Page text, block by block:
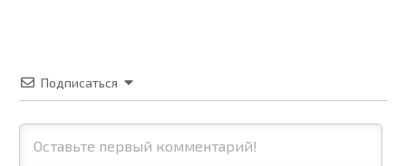
Подписаться